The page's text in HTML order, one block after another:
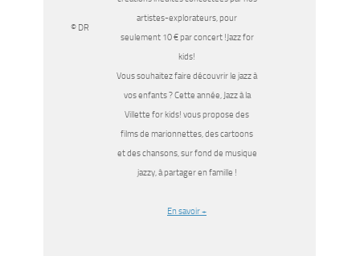
© DR
artistes-explorateurs, pour
seulement 10 € par concert !Jazz for
kids!
Vous souhaitez faire découvrir le jazz à
vos enfants ? Cette année, Jazz à la
Villette for kids! vous propose des
films de marionnettes, des cartoons
et des chansons, sur fond de musique
jazzy, à partager en famille !
En savoir +